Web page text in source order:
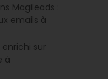
Magileads :
emails à
sur
à